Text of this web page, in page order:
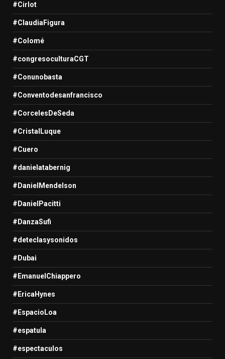
#Cirlot
#ClaudiaFigura
#Colomé
#congresoculturaCGT
#Conunobasta
#Conventodesanfrancisco
#CorcelesDeSeda
#CristalLuque
#Cuero
#danielatabernig
#DanielMendelson
#DanielPacitti
#DanzaSufi
#deteclasysonidos
#Dubai
#EmanuelChiappero
#EricaHynes
#EspacioLoa
#espatula
#espectaculos